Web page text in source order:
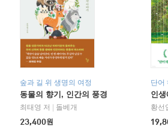
숲과 길 위 생명의 여정
동물의 향기, 인간의 풍경
최태영 저
돌베개
23,400원
단어
인
황선